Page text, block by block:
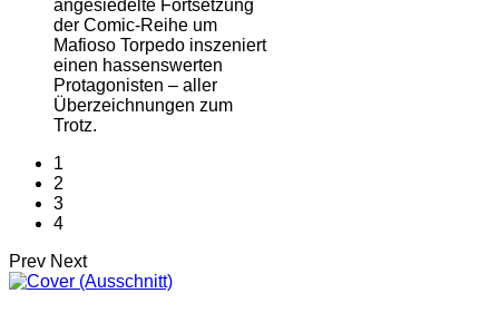
angesiedelte Fortsetzung
der Comic-Reihe um
Mafioso Torpedo inszeniert
einen hassenswerten
Protagonisten – aller
Überzeichnungen zum
Trotz.
1
2
3
4
Prev Next